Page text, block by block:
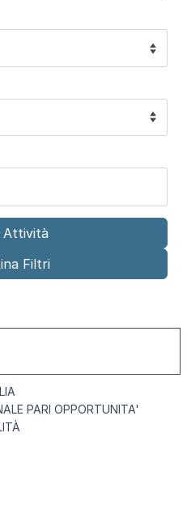
PARI OPPORTUNITA'